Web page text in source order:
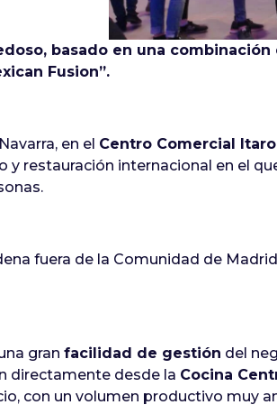
VER MÁS
basado en una
Fusion”.
en el Centro Comercial
restauración internacional en el
fuera de la Comunidad de
gran facilidad de gestión del
directamente desde la Cocina
con un volumen productivo muy